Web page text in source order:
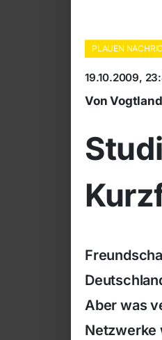
PLAUEN
19.10.2009,
Von
Aber was
Netzwerke